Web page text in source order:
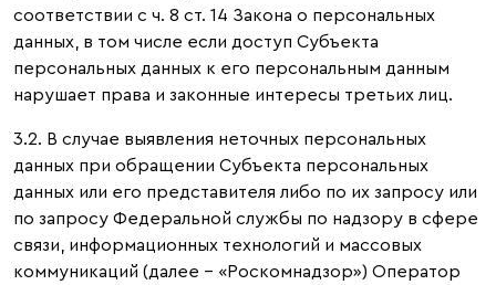
соответствии с ч. 8 ст. 14 Закона о персональных
данных, в том числе если доступ Субъекта
персональных данных к его персональным данным
нарушает права и законные интересы третьих лиц.
3.2. В случае выявления неточных персональных
данных при обращении Субъекта персональных
данных или его представителя либо по их запросу или
по запросу Федеральной службы по надзору в сфере
связи, информационных технологий и массовых
коммуникаций (далее – «Роскомнадзор») Оператор